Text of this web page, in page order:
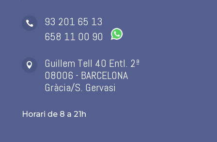

93 201 65 13
658 11 00 90

Guillem Tell 40 Entl. 2ª
08006 - BARCELONA
Gràcia/S. Gervasi
Horari de 8 a 21h